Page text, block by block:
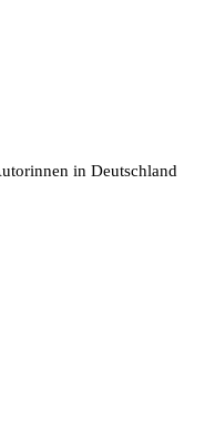
in Deutschland